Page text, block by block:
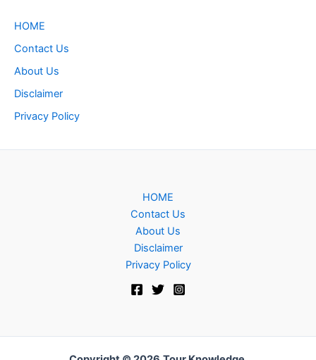
HOME
Contact Us
About Us
Disclaimer
Privacy Policy
HOME
Contact Us
About Us
Disclaimer
Privacy Policy